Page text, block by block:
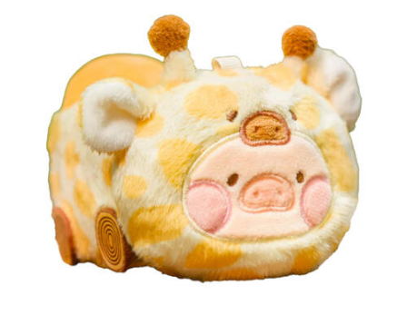
拼砌組合及樂高LEGO
玩具車,貨車,火車及遙控系列
手工藝,文具,蠟筆,泥膠,畫板
娃娃, 芭比,收藏公仔
電子玩具
遊戲及拼圖系列
Spider-Man蜘蛛俠
Mini Brands
Play-Doh培樂多
Pokemon寶可夢
playpop
LEGO樂高
8~11歳
12~14歳
14歳以上